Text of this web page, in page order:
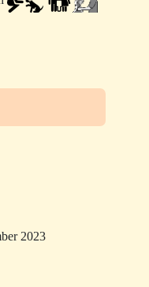
2023